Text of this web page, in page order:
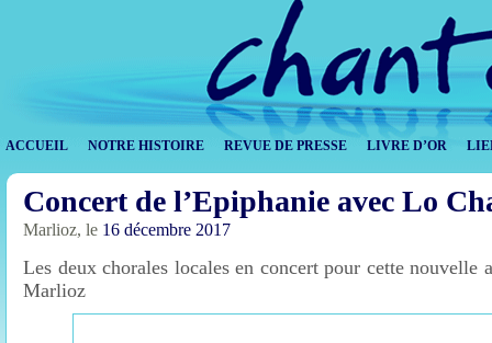
ACCUEIL NOTRE HISTOIRE REVUE DE PRESSE LIVRE D’OR
Concert de l’Epiphanie avec Lo
Marlioz, le 16 décembre 2017
Les deux chorales locales en concert pour cette nouvelle
Marlioz